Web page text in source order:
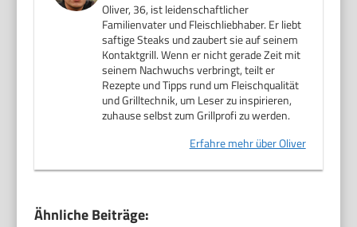
Oliver, 36, ist leidenschaftlicher
Familienvater und Fleischliebhaber. Er liebt
saftige Steaks und zaubert sie auf seinem
Kontaktgrill. Wenn er nicht gerade Zeit mit
seinem Nachwuchs verbringt, teilt er
Rezepte und Tipps rund um Fleischqualität
und Grilltechnik, um Leser zu inspirieren,
zuhause selbst zum Grillprofi zu werden.
Erfahre mehr über Oliver
Ähnliche Beiträge: